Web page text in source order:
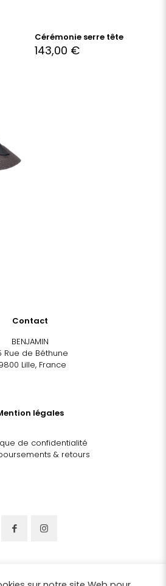
Cérémonie serre tête
143,00 €
Contact
BENJAMIN
Rue de Béthune
Lille, France
légales
de confidentialité
& retours